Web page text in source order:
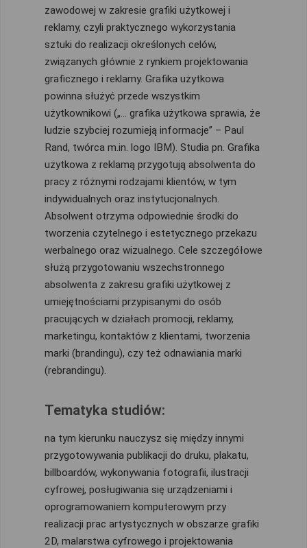
zawodowej w zakresie grafiki użytkowej i
reklamy, czyli praktycznego wykorzystania
sztuki do realizacji określonych celów,
związanych głównie z rynkiem projektowania
graficznego i reklamy. Grafika użytkowa
powinna służyć przede wszystkim
użytkownikowi („… grafika użytkowa sprawia, że
ludzie szybciej rozumieją informacje” – Paul
Rand, twórca m.in. logo IBM). Studia pn. Grafika
użytkowa z reklamą przygotują absolwenta do
pracy z różnymi rodzajami klientów, w tym
indywidualnych oraz instytucjonalnych.
Absolwent otrzyma odpowiednie środki do
tworzenia czytelnego i estetycznego przekazu
werbalnego oraz wizualnego. Cele szczegółowe
służą przygotowaniu wszechstronnego
absolwenta z zakresu grafiki użytkowej z
umiejętnościami przypisanymi do osób
pracujących w działach promocji, reklamy,
marketingu, kontaktów z klientami, tworzenia
marki (brandingu), czy też odnawiania marki
(rebrandingu).
Tematyka studiów:
na tym kierunku nauczysz się między innymi
przygotowywania publikacji do druku, plakatu,
billboardów, wykonywania fotografii, ilustracji
cyfrowej, posługiwania się urządzeniami i
oprogramowaniem komputerowym przy
realizacji prac artystycznych w obszarze grafiki
2D, malarstwa cyfrowego i projektowania